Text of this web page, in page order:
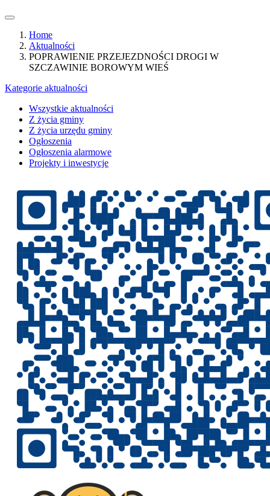
Home
Aktualności
POPRAWIENIE PRZEJEZDNOŚCI DROGI W
SZCZAWINIE BOROWYM WIEŚ
Kategorie aktualności
Wszystkie aktualności
Z życia gminy
Z życia urzędu gminy
Ogłoszenia
Ogłoszenia alarmowe
Projekty i inwestycje